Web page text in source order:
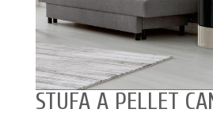
STUFA A PELLET